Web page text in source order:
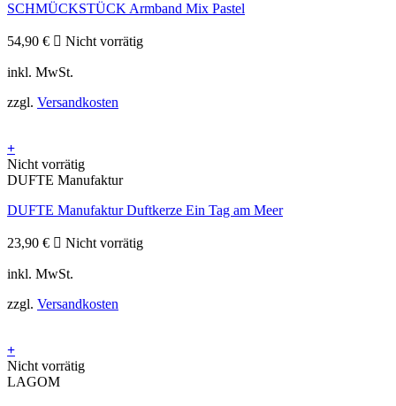
SCHMÜCKSTÜCK Armband Mix Pastel
54,90 € Nicht vorrätig
inkl. MwSt.
zzgl. Versandkosten
+
Nicht vorrätig
DUFTE Manufaktur
DUFTE Manufaktur Duftkerze Ein Tag am Meer
23,90 € Nicht vorrätig
inkl. MwSt.
zzgl. Versandkosten
+
Nicht vorrätig
LAGOM